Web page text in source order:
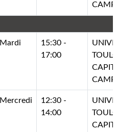
Mardi
15:30 -
17:00
Mercredi
12:30 -
14:00